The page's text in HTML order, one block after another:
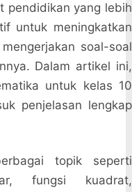
pendidikan yang lebih
untuk meningkatkan
soal-soal
Dalam artikel ini,
untuk kelas 10
penjelasan lengkap
topik seperti
fungsi kuadrat,